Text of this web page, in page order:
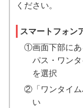
ください。
スマートフォン
①画面下部にあ
パス・ワン
を選択
②「ワンタイム
い